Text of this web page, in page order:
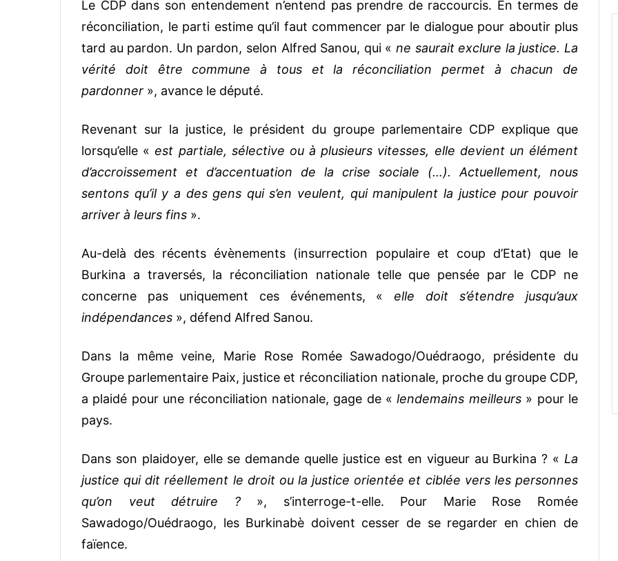
Le CDP dans son entendement n’entend pas prendre de raccourcis. En termes de
réconciliation, le parti estime qu’il faut commencer par le dialogue pour aboutir plus
tard au pardon. Un pardon, selon Alfred Sanou, qui « ne saurait exclure la justice. La
vérité doit être commune à tous et la réconciliation permet à chacun de
pardonner », avance le député.
Revenant sur la justice, le président du groupe parlementaire CDP explique que
lorsqu’elle «est partiale, sélective ou à plusieurs vitesses, elle devient un élément
d’accroissement et d’accentuation de la crise sociale (…). Actuellement, nous
sentons qu’il y a des gens qui s’en veulent, qui manipulent la justice pour pouvoir
arriver à leurs fins ».
Au-delà des récents évènements (insurrection populaire et coup d’Etat) que le
Burkina a traversés, la réconciliation nationale telle que pensée par le CDP ne
concerne pas uniquement ces événements, «elle doit s’étendre jusqu’aux
indépendances », défend Alfred Sanou.
Dans la même veine, Marie Rose Romée Sawadogo/Ouédraogo, présidente du
Groupe parlementaire Paix, justice et réconciliation nationale, proche du groupe CDP,
a plaidé pour une réconciliation nationale, gage de «lendemains meilleurs» pour le
pays.
Dans son plaidoyer, elle se demande quelle justice est en vigueur au Burkina ? « La
justice qui dit réellement le droit ou la justice orientée et ciblée vers les personnes
qu’on veut détruire ?», s’interroge-t-elle. Pour Marie Rose Romée
Sawadogo/Ouédraogo, les Burkinabè doivent cesser de se regarder en chien de
faïence.